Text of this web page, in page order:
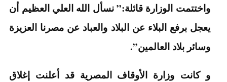
واختتمت الوزارة قائلة:” نسأل الله العلي العظيم أن
يعجل برفع البلاء عن البلاد والعباد عن مصرنا العزيزة
وسائر بلاد العالمين”.
و كانت وزارة الأوقاف المصرية قد أعلنت إغلاق